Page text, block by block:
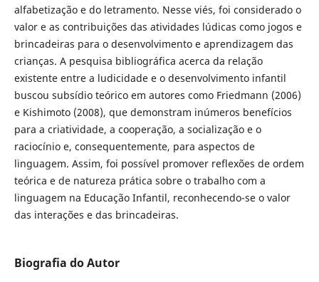
alfabetização e do letramento. Nesse viés, foi considerado o
valor e as contribuições das atividades lúdicas como jogos e
brincadeiras para o desenvolvimento e aprendizagem das
crianças. A pesquisa bibliográfica acerca da relação
existente entre a ludicidade e o desenvolvimento infantil
buscou subsídio teórico em autores como Friedmann (2006)
e Kishimoto (2008), que demonstram inúmeros benefícios
para a criatividade, a cooperação, a socialização e o
raciocínio e, consequentemente, para aspectos de
linguagem. Assim, foi possível promover reflexões de ordem
teórica e de natureza prática sobre o trabalho com a
linguagem na Educação Infantil, reconhecendo-se o valor
das interações e das brincadeiras.
Biografia do Autor